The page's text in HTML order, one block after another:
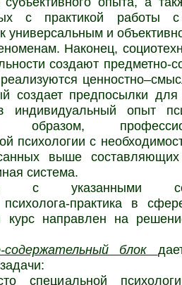
с практикой работы
к универсальным и
Наконец,
создают предметно-
реализуются
создает предпосылки
индивидуальный опыт
образом,
психологии с
выше
система.
с указанными
практика в
курс направлен на
блок
специальной